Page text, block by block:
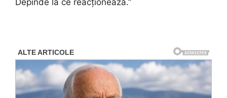
Depinde la ce reacționează.”